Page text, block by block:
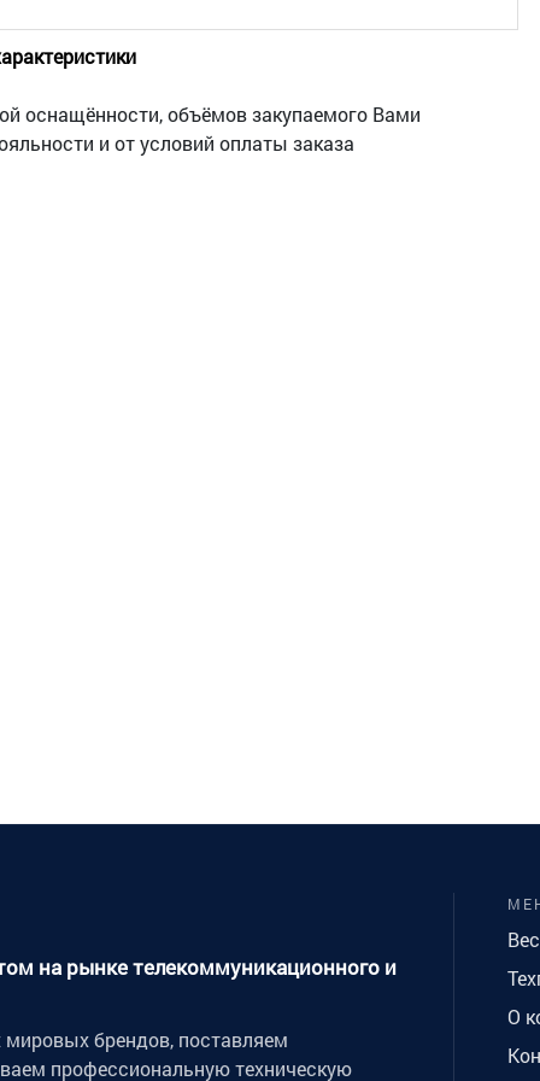
оснащённости, объёмов закупаемого Вами
и от условий оплаты заказа
на рынке телекоммуникационного и
брендов, поставляем
профессиональную техническую
О